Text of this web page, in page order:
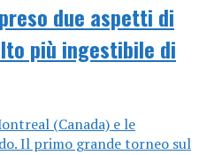
due aspetti di
più ingestibile di
(Canada) e le
Il primo grande torneo sul